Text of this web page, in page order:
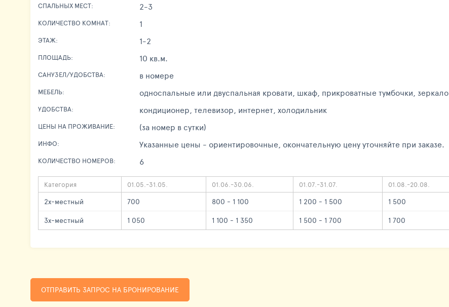
СПАЛЬНЫХ МЕСТ: 2-3
КОЛИЧЕСТВО КОМНАТ: 1
ЭТАЖ: 1-2
ПЛОЩАДЬ: 10 кв.м.
САНУЗЕЛ/УДОБСТВА: в номере
МЕБЕЛЬ: односпальные или двуспальная кровати, шкаф, прикроватные тумбочки, зеркало
УДОБСТВА: кондиционер, телевизор, интернет, холодильник
ЦЕНЫ НА ПРОЖИВАНИЕ: (за номер в сутки)
ИНФО: Указанные цены - ориентировочные, окончательную цену уточняйте при заказе.
КОЛИЧЕСТВО НОМЕРОВ: 6
Категория 01.05.-31.05. 01.06.-30.06. 01.07.-31.07. 01.08.-20.08.
2х-местный 700 800 - 1 100 1 200 - 1 500 1 500
3х-местный
1 050 1 100 - 1 350 1 500 - 1 700 1 700
ОТПРАВИТЬ ЗАПРОС НА БРОНИРОВАНИЕ